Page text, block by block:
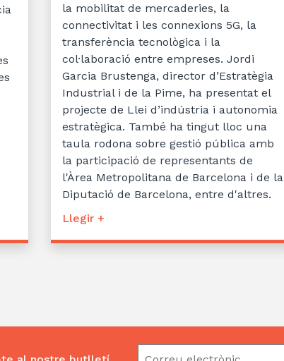
la mobilitat de mercaderies, la
connectivitat i les connexions 5G, la
transferència tecnològica i la
col·laboració entre empreses. Jordi
Garcia Brustenga, director d’Estratègia
Industrial i de la Pime, ha presentat el
projecte de Llei d’indústria i autonomia
estratègica. També ha tingut lloc una
taula rodona sobre gestió pública amb
la participació de representants de
l'Àrea Metropolitana de Barcelona i de la
Diputació de Barcelona, entre d'altres.
Llegir +